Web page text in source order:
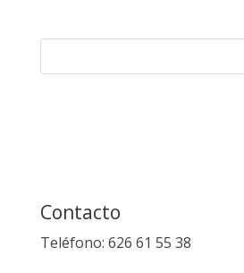
Contacto
Teléfono: 626 61 55 38